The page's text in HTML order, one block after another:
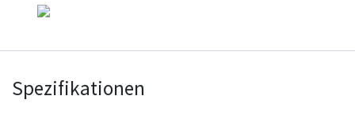
Spezifikationen